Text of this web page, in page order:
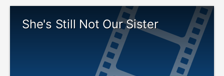
She's Still Not Our Sister